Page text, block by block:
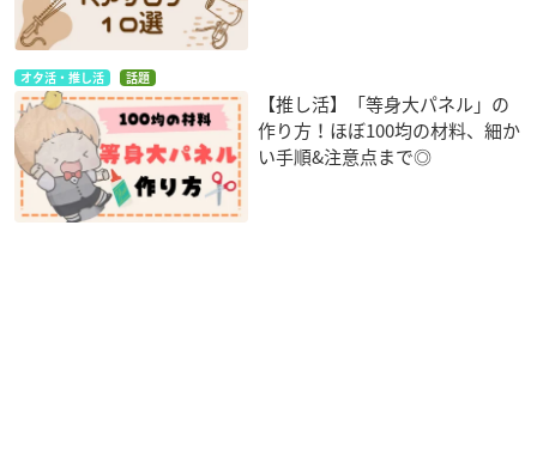
オタ活・推し活 話題
【推し活】「等身大パネル」の
作り方！ほぼ100均の材料、細か
い手順&注意点まで◎